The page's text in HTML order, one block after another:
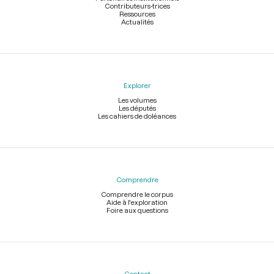
Contributeurs-trices
Ressources
Actualités
Explorer
Les volumes
Les députés
Les cahiers de doléances
Comprendre
Comprendre le corpus
Aide à l'exploration
Foire aux questions